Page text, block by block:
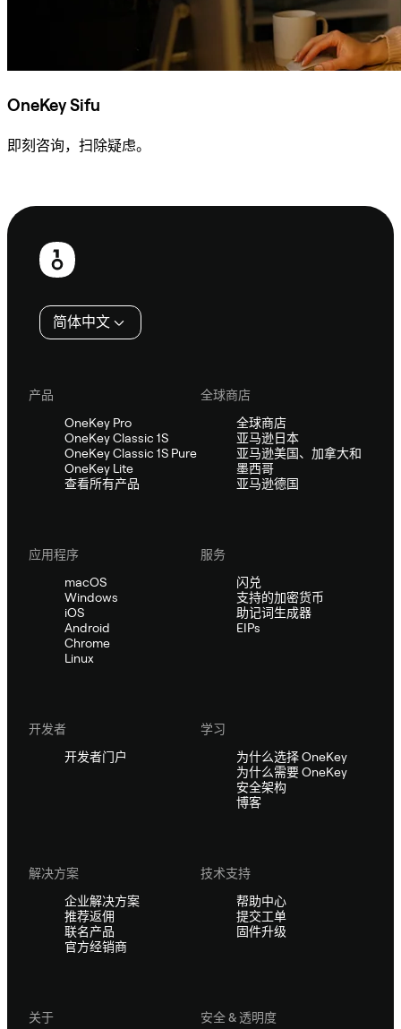
OneKey Sifu
即刻咨询，扫除疑虑。
页
简体中文
产品
OneKey Pro
OneKey Classic 1S
OneKey Classic 1S Pure
OneKey Lite
查看所有产品
全球商店
全球商店
亚马逊日本
亚马逊美国、加拿大和
墨西哥
亚马逊德国
应用程序
macOS
Windows
iOS
Android
Chrome
Linux
服务
闪兑
支持的加密货币
助记词生成器
EIPs
开发者
开发者门户
学习
为什么选择 OneKey
为什么需要 OneKey
安全架构
博客
解决方案
企业解决方案
推荐返佣
联名产品
官方经销商
技术支持
帮助中心
提交工单
固件升级
关于
安全 & 透明度